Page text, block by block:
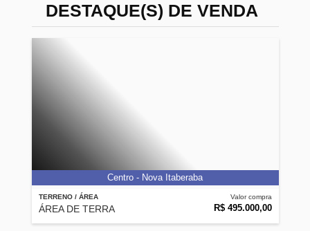
DESTAQUE(S) DE VENDA
TERRENO / ÁREA
ÁREA DE TERRA
Valor compra
R$ 495.000,00
Centro - Nova Itaberaba